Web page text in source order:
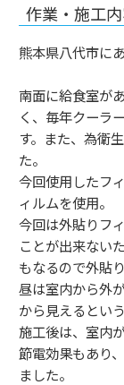
作業・施工
熊本県八代市に
南面に給食室が
く、毎年クーラ
す。また、為衛
た。
今回使用したフ
ィルムを使用。
今回は外貼りフ
ことが出来ない
もなるので外貼
昼は室内から外
から見えるとい
施工後は、室内
節電効果もあり
ました。